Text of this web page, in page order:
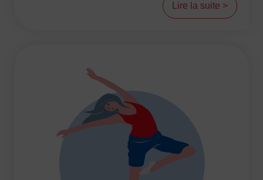
Lire la suite >